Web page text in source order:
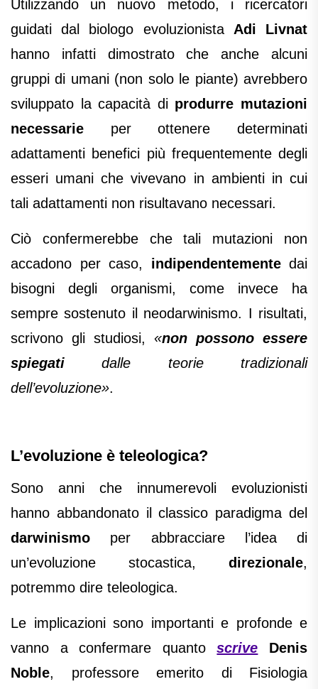
Utilizzando un nuovo metodo, i ricercatori
guidati dal biologo evoluzionista Adi Livnat
hanno infatti dimostrato che anche alcuni
gruppi di umani (non solo le piante) avrebbero
sviluppato la capacità di produrre mutazioni
necessarie per ottenere determinati
adattamenti benefici più frequentemente degli
esseri umani che vivevano in ambienti in cui
tali adattamenti non risultavano necessari.
Ciò confermerebbe che tali mutazioni non
accadono per caso, indipendentementedai
bisogni degli organismi, come invece ha
sempre sostenuto il neodarwinismo. I risultati,
scrivono gli studiosi, «non possono essere
spiegati dalle teorie tradizionali
dell’evoluzione».
L’evoluzione è teleologica?
Sono anni che innumerevoli evoluzionisti
hanno abbandonato il classico paradigma del
darwinismo per abbracciare l’idea di
un’evoluzione stocastica, direzionale,
potremmo dire teleologica.
Le implicazioni sono importanti e profonde e
vanno a confermare quantoscrive
Denis
Noble, professore emerito di Fisiologia